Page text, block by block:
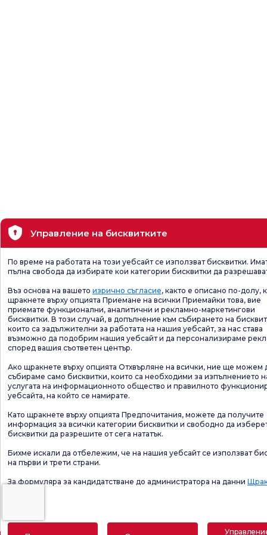
Управление на бисквитките
По време на работата на този уебсайт се използват бисквитки.
пълна свобода да избирате кои категории бисквитки да
Въз основа на вашето изрично съгласие, както е описано по-долу,
щракнете върху опцията Приемане на всички Приемайки това, вие
приемате функционални, аналитични и рекламно-маркетингови
бисквитки. В този случай, в допълнение към събирането на
които са задължителни за работата на нашия уебсайт, за нас става
възможно да подобрим нашия уебсайт и да персонализираме
според вашия съответен център.
Ако щракнете върху опцията Отхвърляне на всички, ние ще можем
събираме само бисквитки, които са необходими за изпълнението
услугата на информационното общество и правилното
уебсайта, на който се намирате.
Като щракнете върху опцията Предпочитания, можете да получите
информация за всички категории бисквитки и свободно да
бисквитки да разрешите от сега нататък.
Бихме искали да отбележим, че на нашия уебсайт се използват
на първи и трети страни.
За формуляра за кандидатстване до администратора на данни